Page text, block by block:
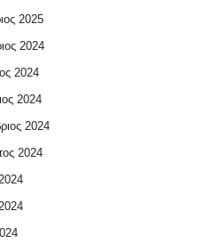
2025
2024
2024
2024
2024
2024